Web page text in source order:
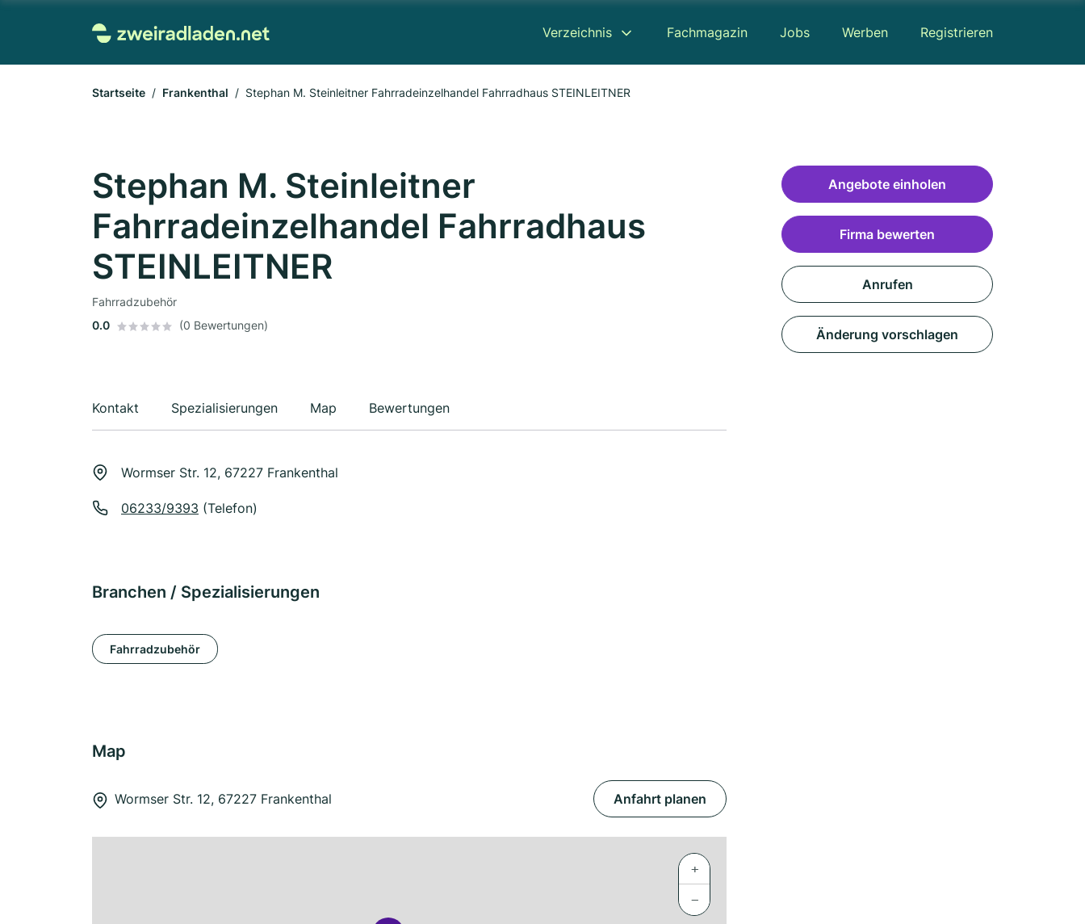
Verzeichnis Fachmagazin Jobs Werben Registrieren
Startseite Frankenthal Stephan M. Steinleitner Fahrradeinzelhandel Fahrradhaus STEINLEITNER
Stephan M. Steinleitner
Fahrradeinzelhandel Fahrradhaus
STEINLEITNER
Fahrradzubehör
0.0
(0 Bewertungen)
Kontakt Spezialisierungen Map Bewertungen
Wormser Str. 12, 67227 Frankenthal
06233/9393 (Telefon)
Branchen / Spezialisierungen
Fahrradzubehör
Map
Wormser Str. 12, 67227 Frankenthal Anfahrt planen
+
−
Angebote einholen
Firma bewerten
Anrufen
Änderung vorschlagen